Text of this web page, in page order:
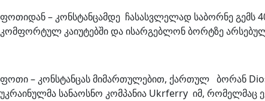
ფოთიდან – კონსტანცამდე ჩასასვლელად საბორნე გემს
კომფორტულ კაიუტებში და ისარგებლონ ბორტზე
ფოთი – კონსტანცას მიმართულებით, ქართულ ბორან
უკრაინულმა სანაოსნო კომპანია Ukrferry იმ, რომელმაც